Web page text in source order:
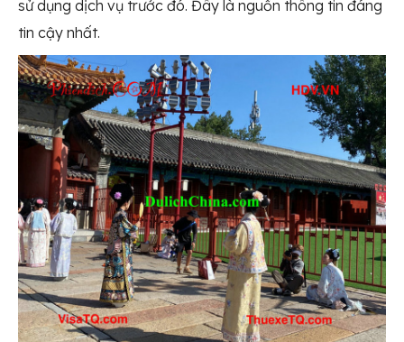
sử dụng dịch vụ trước đó. Đây là nguồn thông tin đáng
tin cậy nhất.